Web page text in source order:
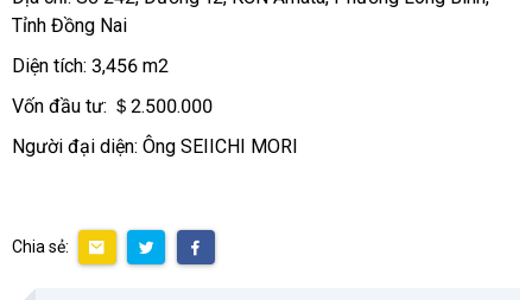
Tỉnh Đồng Nai
Diện tích: 3,456 m2
Vốn đầu tư: ＄2.500.000
Người đại diện: Ông SEIICHI MORI
Chia sẻ: